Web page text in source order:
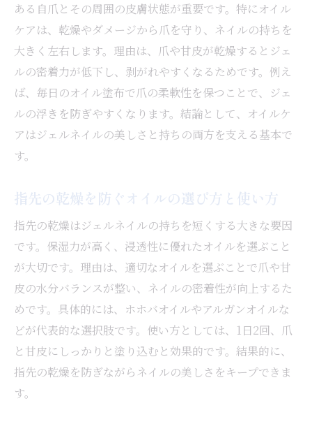
ある自爪とその周囲の皮膚状態が重要です。特にオイル
ケアは、乾燥やダメージから爪を守り、ネイルの持ちを
大きく左右します。理由は、爪や甘皮が乾燥するとジェ
ルの密着力が低下し、剥がれやすくなるためです。例え
ば、毎日のオイル塗布で爪の柔軟性を保つことで、ジェ
ルの浮きを防ぎやすくなります。結論として、オイルケ
アはジェルネイルの美しさと持ちの両方を支える基本で
す。
指先の乾燥を防ぐオイルの選び方と使い方
指先の乾燥はジェルネイルの持ちを短くする大きな要因
です。保湿力が高く、浸透性に優れたオイルを選ぶこと
が大切です。理由は、適切なオイルを選ぶことで爪や甘
皮の水分バランスが整い、ネイルの密着性が向上するた
めです。具体的には、ホホバオイルやアルガンオイルな
どが代表的な選択肢です。使い方としては、1日2回、爪
と甘皮にしっかりと塗り込むと効果的です。結果的に、
指先の乾燥を防ぎながらネイルの美しさをキープできま
す。